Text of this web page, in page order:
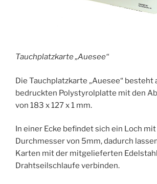
Tauchplatzkarte „Auesee“
Die Tauchplatzkarte „Auesee“ besteht
bedruckten Polystyrolplatte mit den
von 183 x 127 x 1 mm.
In einer Ecke befindet sich ein Loch
Durchmesser von 5mm, dadurch
Karten mit der mitgelieferten Edelstahl
Drahtseilschlaufe verbinden.